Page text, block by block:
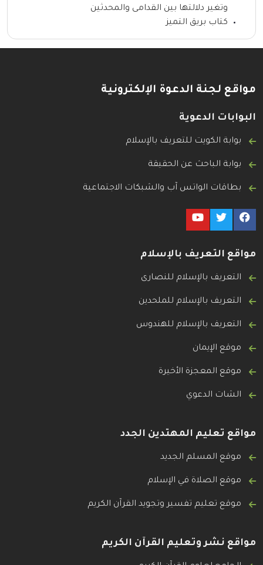
وتغير دلالتها بين القدامى والمحدثين
كتاب بريق التميز
مواقع لجنة الدعوة الإلكترونية
البوابات الدعوية
بوابة الكويت للتعريف بالإسلام
بوابة الباحث عن الحقيقة
بطاقات الواتس آب والشبكات الاجتماعية
مواقع التعريف بالإسلام
التعريف بالإسلام للنصارى
التعريف بالإسلام للملحدين
التعريف بالإسلام للهندوس
موقع الإيمان
موقع المعجزة الأخيرة
الشات الدعوي
مواقع تعليم المهتدين الجدد
موقع المسلم الجديد
موقع الصلاة في الإسلام
موقع تعليم تفسير وتجويد القرآن الكريم
مواقع نشر وتعليم القرآن الكريم